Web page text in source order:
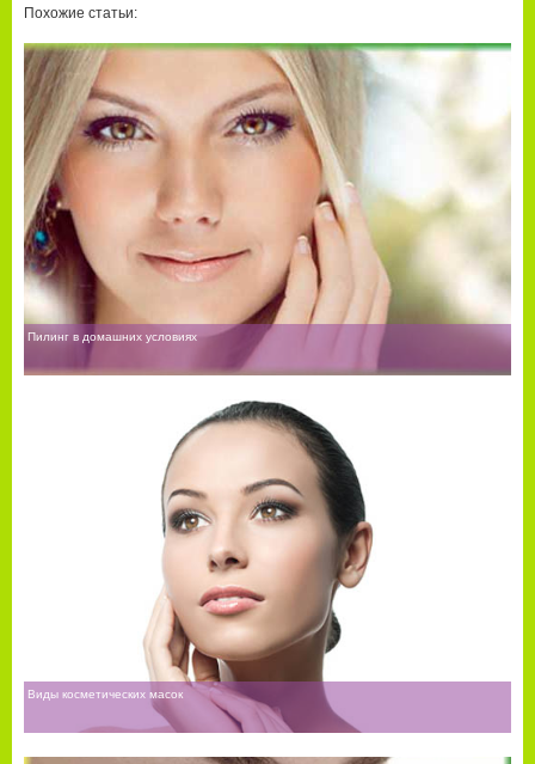
Похожие статьи:
Пилинг в домашних условиях
Виды косметических масок